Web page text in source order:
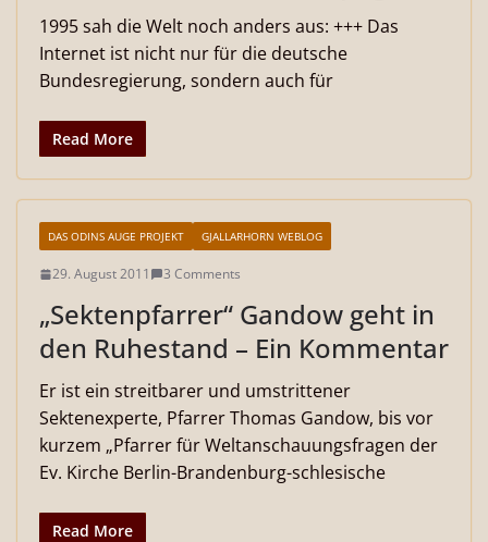
1995 sah die Welt noch anders aus: +++ Das
Internet ist nicht nur für die deutsche
Bundesregierung, sondern auch für
Read More
DAS ODINS AUGE PROJEKT GJALLARHORN WEBLOG
29. August 2011 3 Comments
„Sektenpfarrer“ Gandow geht in
den Ruhestand – Ein Kommentar
Er ist ein streitbarer und umstrittener
Sektenexperte, Pfarrer Thomas Gandow, bis vor
kurzem „Pfarrer für Weltanschauungsfragen der
Ev. Kirche Berlin-Brandenburg-schlesische
Read More